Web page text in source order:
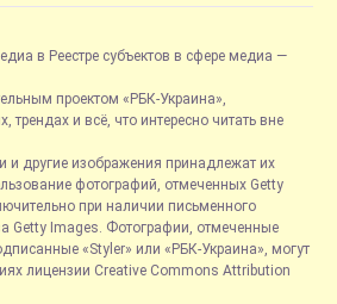
в Реестре субъектов в сфере медиа —
проектом «РБК-Украина»,
и всё, что интересно читать вне
и другие изображения принадлежат их
фотографий, отмеченных Getty
при наличии письменного
Getty Images. Фотографии, отмеченные
«Styler» или «РБК-Украина», могут
лицензии Creative Commons Attribution